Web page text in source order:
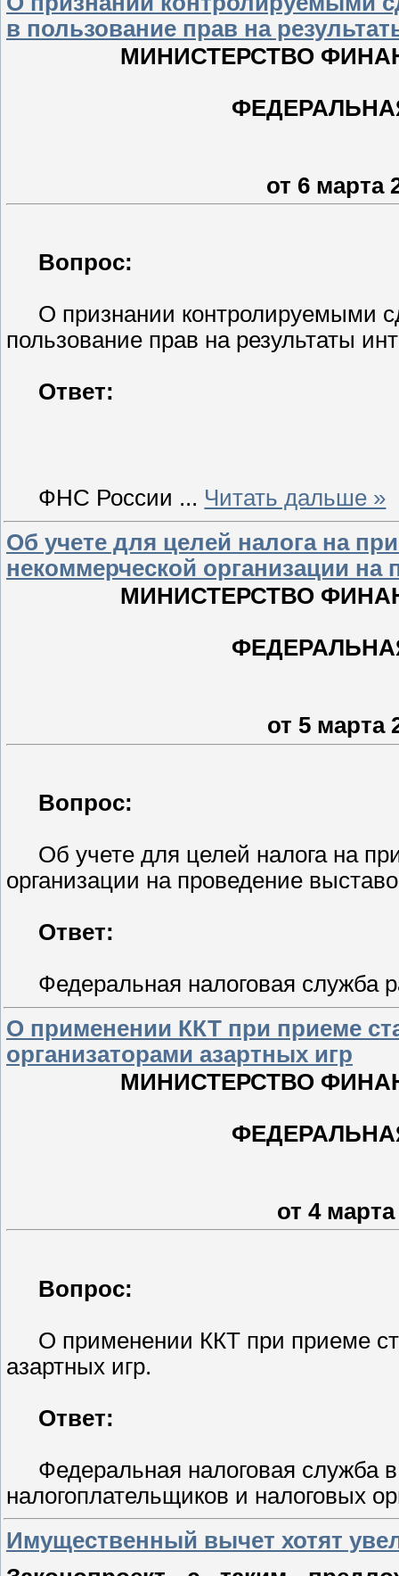
в пользование прав на
МИНИСТЕРСТВО
от 6 марта
Вопрос:
О признании контролируемыми
пользование прав на результаты
Ответ:
ФНС России ... Читать дальше »
Об учете для целей налога на
некоммерческой организации на
МИНИСТЕРСТВО
от 5 марта
Вопрос:
Об учете для целей налога на
организации на проведение
Ответ:
Федеральная налоговая служба
О применении ККТ при приеме
организаторами азартных игр
МИНИСТЕРСТВО
от 4
Вопрос:
О применении ККТ при приеме
азартных игр.
Ответ:
Федеральная налоговая служба
налогоплательщиков и налоговых
Имущественный вычет хотят